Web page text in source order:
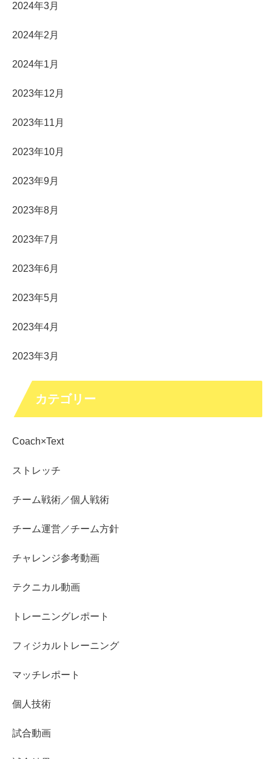
2024年3月
2024年2月
2024年1月
2023年12月
2023年11月
2023年10月
2023年9月
2023年8月
2023年7月
2023年6月
2023年5月
2023年4月
2023年3月
カテゴリー
Coach×Text
ストレッチ
チーム戦術／個人戦術
チーム運営／チーム方針
チャレンジ参考動画
テクニカル動画
トレーニングレポート
フィジカルトレーニング
マッチレポート
個人技術
試合動画